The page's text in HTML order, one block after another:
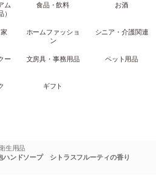
ム
食品・飲料 お酒
ホームファッショ
ン
シニア・介護関連
ー
文房具・事務用品 ペット用品
ギフト
生用品
ンドソープ シトラスフルーティの香り